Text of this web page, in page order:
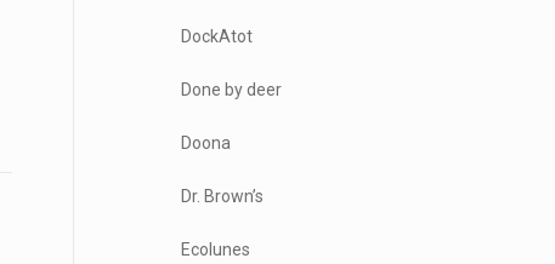
DockAtot
Done by deer
Doona
Dr. Brown’s
Ecolunes